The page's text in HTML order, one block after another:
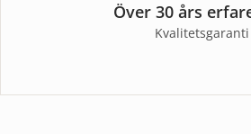
Över 30 års
Kvalitetsgaranti